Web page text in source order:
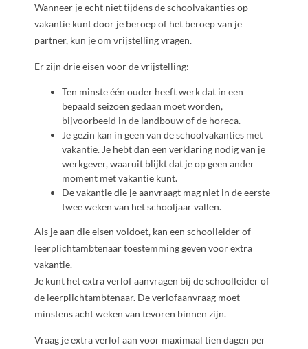
Wanneer je echt niet tijdens de schoolvakanties op
vakantie kunt door je beroep of het beroep van je
partner, kun je om vrijstelling vragen.
Er zijn drie eisen voor de vrijstelling:
Ten minste één ouder heeft werk dat in een
bepaald seizoen gedaan moet worden,
bijvoorbeeld in de landbouw of de horeca.
Je gezin kan in geen van de schoolvakanties met
vakantie. Je hebt dan een verklaring nodig van je
werkgever, waaruit blijkt dat je op geen ander
moment met vakantie kunt.
De vakantie die je aanvraagt mag niet in de eerste
twee weken van het schooljaar vallen.
Als je aan die eisen voldoet, kan een schoolleider of
leerplichtambtenaar toestemming geven voor extra
vakantie.
Je kunt het extra verlof aanvragen bij de schoolleider of
de leerplichtambtenaar. De verlofaanvraag moet
minstens acht weken van tevoren binnen zijn.
Vraag je extra verlof aan voor maximaal tien dagen per